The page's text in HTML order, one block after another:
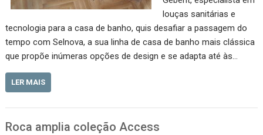
louças sanitárias e
tecnologia para a casa de banho, quis desafiar a passagem do
tempo com Selnova, a sua linha de casa de banho mais clássica
que propõe inúmeras opções de design e se adapta até às…
LER MAIS
Roca amplia coleção Access